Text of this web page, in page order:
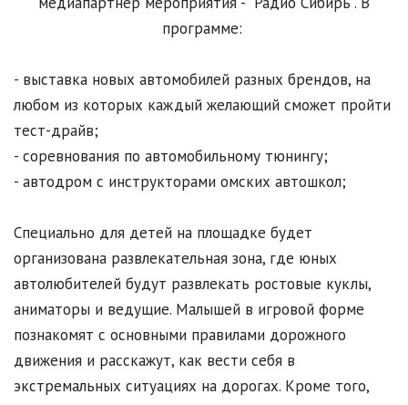
программе:
- выставка новых автомобилей разных брендов, на
любом из которых каждый желающий сможет пройти
тест-драйв;
- соревнования по автомобильному тюнингу;
- автодром с инструкторами омских автошкол;
Специально для детей на площадке будет
организована развлекательная зона, где юных
автолюбителей будут развлекать ростовые куклы,
аниматоры и ведущие. Малышей в игровой форме
познакомят с основными правилами дорожного
движения и расскажут, как вести себя в
экстремальных ситуациях на дорогах. Кроме того,